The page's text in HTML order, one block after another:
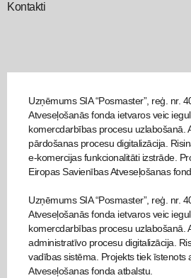
Kontakti
Uzņēmums SIA “Posmaster”, reģ. nr.
Atveseļošanās fonda ietvaros veic
komercdarbības procesu uzlabošanā.
pārdošanas procesu digitalizācija.
e-komercijas funkcionalitāti izstrāde.
Eiropas Savienības Atveseļošanas
Uzņēmums SIA “Posmaster”, reģ. nr.
Atveseļošanās fonda ietvaros veic
komercdarbības procesu uzlabošanā.
administratīvo procesu digitalizācija.
vadības sistēma. Projekts tiek īstenots
Atveseļošanas fonda atbalstu.